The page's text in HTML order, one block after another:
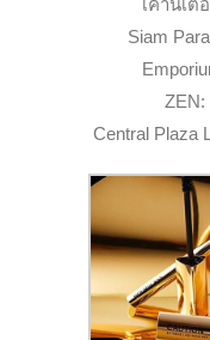
เคาน์เต
Siam
ZEN:
Central Plaza